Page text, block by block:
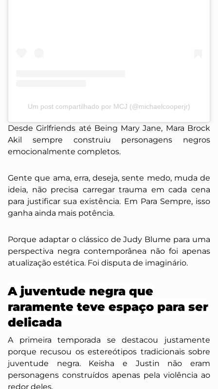
Um post compartilhado por MCJ (@michaelcooperjr)
Desde Girlfriends até Being Mary Jane, Mara Brock
Akil sempre construiu personagens negros
emocionalmente completos.
Gente que ama, erra, deseja, sente medo, muda de
ideia, não precisa carregar trauma em cada cena
para justificar sua existência. Em Para Sempre, isso
ganha ainda mais potência.
Porque adaptar o clássico de Judy Blume para uma
perspectiva negra contemporânea não foi apenas
atualização estética. Foi disputa de imaginário.
A juventude negra que
raramente teve espaço para ser
delicada
A primeira temporada se destacou justamente
porque recusou os estereótipos tradicionais sobre
juventude negra. Keisha e Justin não eram
personagens construídos apenas pela violência ao
redor deles.